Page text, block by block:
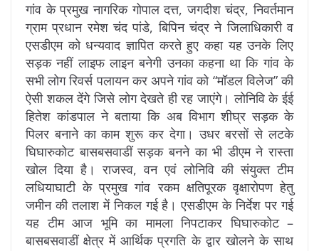
गांव के प्रमुख नागरिक गोपाल दत्त, जगदीश चंद्र, निवर्तमान
ग्राम प्रधान रमेश चंद पांडे, बिपिन चंद्र ने जिलाधिकारी व
एसडीएम को धन्यवाद ज्ञापित करते हुए कहा यह उनके लिए
सड़क नहीं लाइफ लाइन बनेगी उनका कहना था कि गांव के
सभी लोग रिवर्स पलायन कर अपने गांव को “मॉडल विलेज” की
ऐसी शकल देंगे जिसे लोग देखते ही रह जाएंगे। लोनिवि के ईई
हितेश कांडपाल ने बताया कि अब विभाग शीघ्र सड़क के
पिलर बनाने का काम शुरू कर देगा। उधर बरसों से लटके
घिघारुकोट बासबसवाडीं सड़क बनने का भी डीएम ने रास्ता
खोल दिया है। राजस्व, वन एवं लोनिवि की संयुक्त टीम
लधियाघाटी के प्रमुख गांव रकम क्षतिपूरक वृक्षारोपण हेतु
जमीन की तलाश में निकल गई है। एसडीएम के निर्देश पर गई
यह टीम आज भूमि का मामला निपटाकर घिघारुकोट –
बासबसवाडीं क्षेत्र में आर्थिक प्रगति के द्वार खोलने के साथ